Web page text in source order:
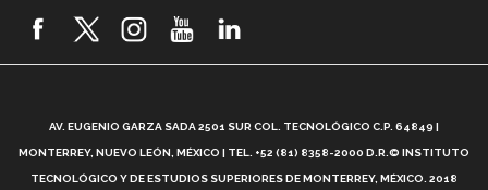
2026! (video)
¿Cómo es el Modelo Educativo Tec? (video)
AV. EUGENIO GARZA SADA 2501 SUR COL. TECNOLÓGICO C.P. 64849 |
MONTERREY, NUEVO LEÓN, MÉXICO | TEL. +52 (81) 8358-2000 D.R.© INSTITUTO
TECNOLÓGICO Y DE ESTUDIOS SUPERIORES DE MONTERREY, MÉXICO. 2018